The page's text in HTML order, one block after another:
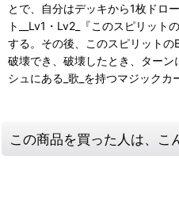
とで、自分はデッキから1枚ドロ
ト__Lv1・Lv2_『このスピリット
する。その後、このスピリット
破壊でき、破壊したとき、ター
シュにある_歌_を持つマジックカ
この商品を買った人は、こ